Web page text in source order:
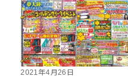
2021年4月26日